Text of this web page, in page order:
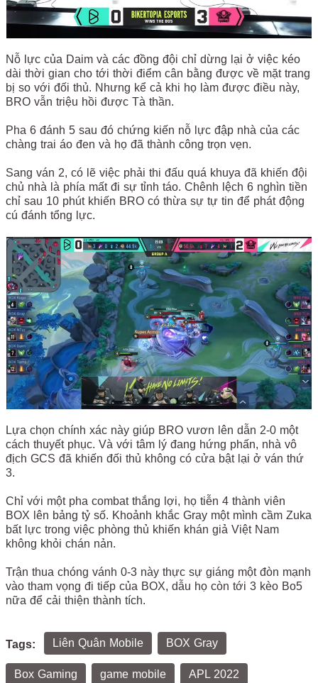
Nỗ lực của Daim và các đồng đội chỉ dừng lại ở việc kéo
dài thời gian cho tới thời điểm cân bằng được về mặt trang
bị so với đối thủ. Nhưng kể cả khi họ làm được điều này,
BRO vẫn triệu hồi được Tà thần.
Pha 6 đánh 5 sau đó chứng kiến nỗ lực đập nhà của các
chàng trai áo đen và họ đã thành công trọn vẹn.
Sang ván 2, có lẽ việc phải thi đấu quá khuya đã khiến đội
chủ nhà là phía mất đi sự tỉnh táo. Chênh lệch 6 nghìn tiền
chỉ sau 10 phút khiến BRO có thừa sự tự tin để phát động
cú đánh tổng lực.
Lựa chọn chính xác này giúp BRO vươn lên dẫn 2-0 một
cách thuyết phục. Và với tâm lý đang hứng phấn, nhà vô
địch GCS đã khiến đối thủ không có cửa bật lại ở ván thứ
3.
Chỉ với một pha combat thắng lợi, họ tiễn 4 thành viên
BOX lên bảng tỷ số. Khoảnh khắc Gray một mình cầm Zuka
bất lực trong việc phòng thủ khiến khán giả Việt Nam
không khỏi chán nản.
Trận thua chóng vánh 0-3 này thực sự giáng một đòn mạnh
vào tham vọng đi tiếp của BOX, dẫu họ còn tới 3 kèo Bo5
nữa để cải thiện thành tích.
Tags: Liên Quân Mobile BOX Gray
Box Gaming game mobile APL 2022